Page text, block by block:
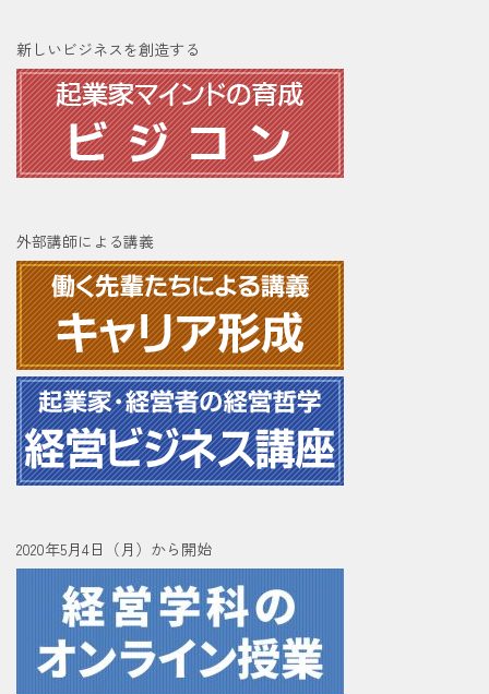
新しいビジネスを創造する
外部講師による講義
2020年5月4日（月）から開始